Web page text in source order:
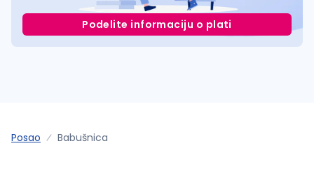
Podelite informaciju o plati
Posao Babušnica